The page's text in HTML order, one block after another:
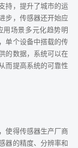
持，提升了城市的运
步，传感器还开始应
用场景多元化趋势明
单个设备中搭载的传
的数据，系统可以在
而提高系统的可靠性
使得传感器生产厂商
器的精度、分辨率和